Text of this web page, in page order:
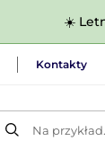
☀️
Kontakty
Na